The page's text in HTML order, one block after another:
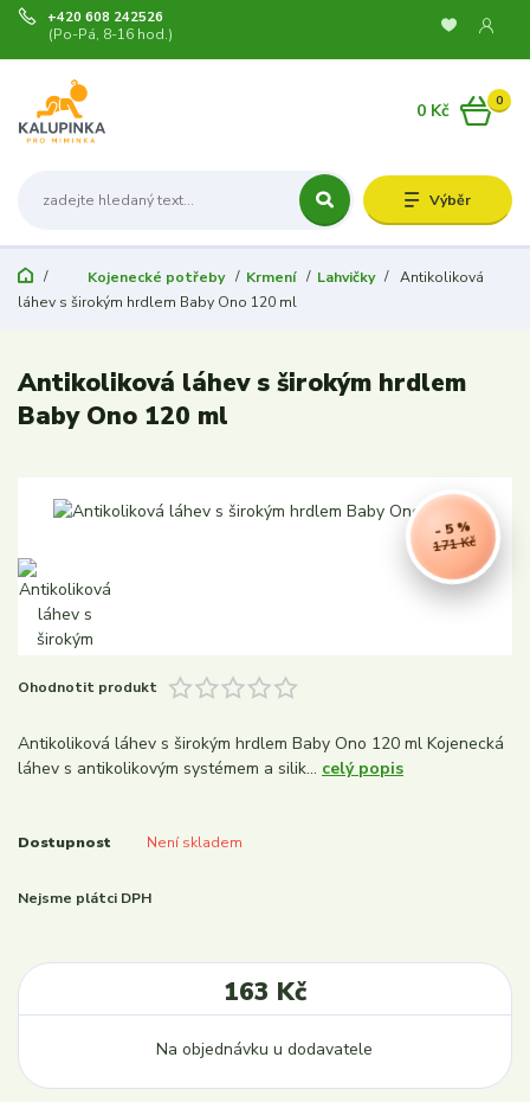
Výběr
+420 608 242526
(Po-Pá, 8-16 hod.)
0
0 Kč
Kojenecké potřeby Krmení Lahvičky
Antikoliková
láhev s širokým hrdlem Baby Ono 120 ml
Antikoliková láhev s širokým hrdlem
Baby Ono 120 ml
171 Kč
- 5 %
Ohodnotit produkt
Antikoliková láhev s širokým hrdlem Baby Ono 120 ml Kojenecká
láhev s antikolikovým systémem a silik... celý popis
Dostupnost Není skladem
Nejsme plátci DPH
163 Kč
Na objednávku u dodavatele